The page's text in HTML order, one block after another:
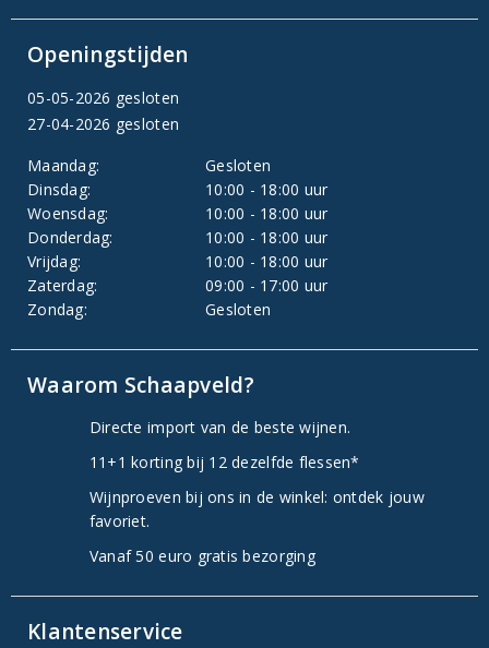
Openingstijden
05-05-2026 gesloten
27-04-2026 gesloten
Maandag:
Gesloten
Dinsdag:
10:00 - 18:00 uur
Woensdag:
10:00 - 18:00 uur
Donderdag:
10:00 - 18:00 uur
Vrijdag:
10:00 - 18:00 uur
Zaterdag:
09:00 - 17:00 uur
Zondag:
Gesloten
Waarom Schaapveld?
Directe import van de beste wijnen.
11+1 korting bij 12 dezelfde flessen*
Wijnproeven bij ons in de winkel: ontdek jouw
favoriet.
Vanaf 50 euro gratis bezorging
Klantenservice